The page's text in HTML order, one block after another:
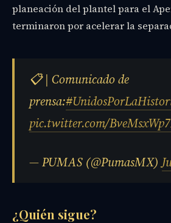
planeación del plantel para el
terminaron por acelerar la
📋 | Comunicado de
prensa:
pic.twitter.com/
— PUMAS (@PumasMX)
¿Quién sigue?